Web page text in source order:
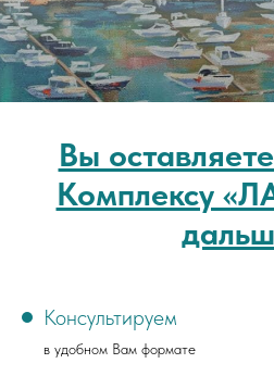
Вы
Комплексу
Консультируем
в удобном Вам формате